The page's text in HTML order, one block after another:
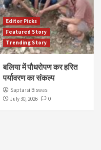
Editor Picks
Featured Story
Trending Story
बलिया में पौधरोपण कर हरित
पर्यावरण का संकल्प
Saptarsi Biswas
July 30, 2026
0